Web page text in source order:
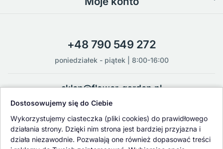
+48 790 549 272
poniedziałek - piątek | 8:00-16:00
sklep@flower-garden.pl
Oferowane przez nas rośliny i nasiona podlegają regularnej ścisłej
kontroli jakości oraz kontroli zdrowotnej przeprowadzanej przez
wykwalifikowane osoby z Państwowej Inspekcji Ochrony Roślin i
Dostosowujemy się do Ciebie
Wykorzystujemy ciasteczka (pliki cookies) do prawidłowego
działania strony. Dzięki nim strona jest bardziej przyjazna i
działa niezawodnie. Pozwalają one również dopasować treści